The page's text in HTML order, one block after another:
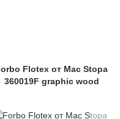
Flotex от Mac Stopa
360019F graphic wood